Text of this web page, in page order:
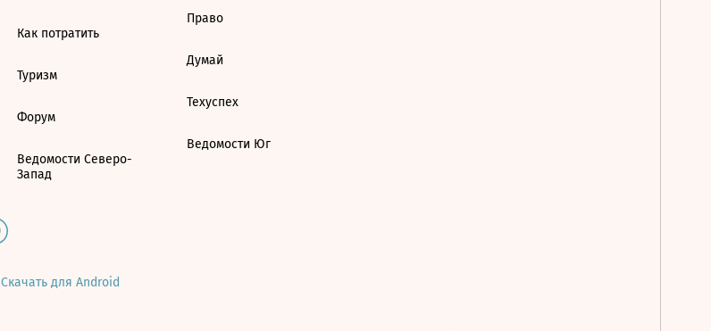
Как потратить
Туризм
Форум
Ведомости Северо-
Запад
Право
Думай
Техуспех
Ведомости Юг
Скачать для Android